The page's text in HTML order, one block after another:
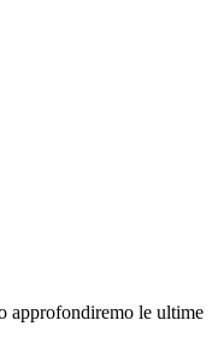
approfondiremo le ultime